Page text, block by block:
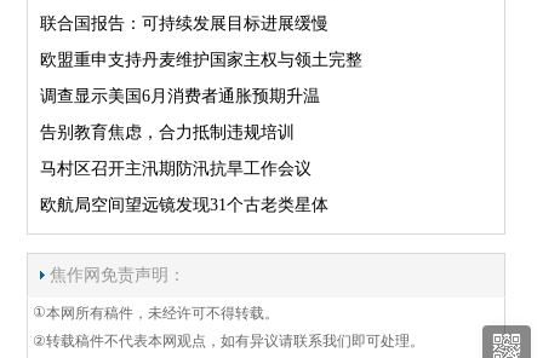
联合国报告：可持续发展目标进展缓慢
欧盟重申支持丹麦维护国家主权与领土完整
调查显示美国6月消费者通胀预期升温
告别教育焦虑，合力抵制违规培训
马村区召开主汛期防汛抗旱工作会议
欧航局空间望远镜发现31个古老类星体
焦作网免责声明：
①本网所有稿件，未经许可不得转载。
②转载稿件不代表本网观点，如有异议请联系我们即可处理。